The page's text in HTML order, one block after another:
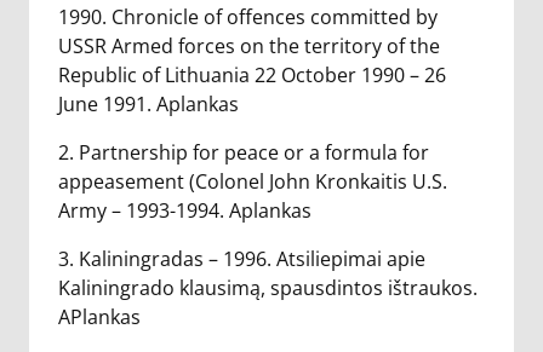
1990. Chronicle of offences committed by
USSR Armed forces on the territory of the
Republic of Lithuania 22 October 1990 – 26
June 1991. Aplankas
2. Partnership for peace or a formula for
appeasement (Colonel John Kronkaitis U.S.
Army – 1993-1994. Aplankas
3. Kaliningradas – 1996. Atsiliepimai apie
Kaliningrado klausimą, spausdintos ištraukos.
APlankas